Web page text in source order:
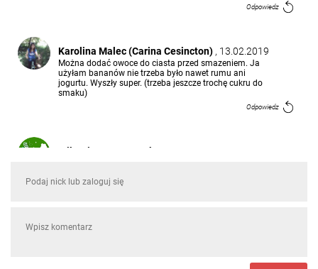
Odpowiedz
Karolina Malec (Carina Cesincton) , 13.02.2019
Można dodać owoce do ciasta przed smazeniem. Ja
użyłam bananów nie trzeba było nawet rumu ani
jogurtu. Wyszły super. (trzeba jeszcze trochę cukru do
smaku)
Odpowiedz
Wiktoria Matuszewska